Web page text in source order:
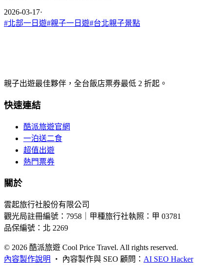
2026-03-17·
#北部一日遊#親子一日遊#台北親子景點
親子出遊最佳夥伴，全台飯店票券最低 2 折起。
快速連結
酷派旅遊官網
一泊送二食
超值出遊
熱門票券
關於
雲起旅行社股份有限公司
觀光局註冊編號：7958｜甲種旅行社執照：甲 03781
品保編號：北 2269
© 2026 酷派旅遊 Cool Price Travel. All rights reserved.
內容製作說明
・ 內容製作與 SEO 顧問： AI SEO Hacker